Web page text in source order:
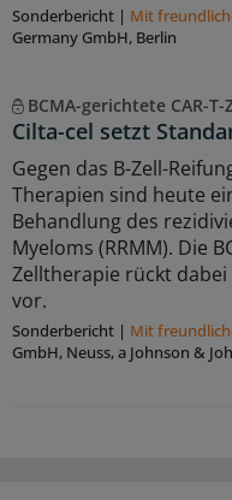
Sonderbericht | Mit
Germany GmbH, Berlin
BCMA-gerichtete CAR-
Cilta-cel setzt
Gegen das B-Zell-
Therapien sind heute
Behandlung des
Myeloms (RRMM). Die
Zelltherapie rückt
vor.
Sonderbericht | Mit
GmbH, Neuss, a Johnson &